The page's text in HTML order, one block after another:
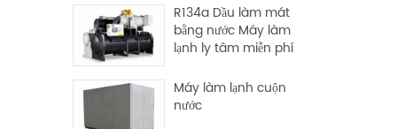
R134a Dầu làm mát
bằng nước Máy làm
lạnh ly tâm miễn phí
Máy làm lạnh cuộn
nước